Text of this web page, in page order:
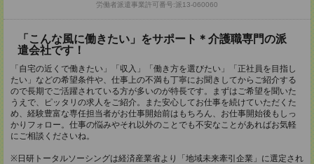
労働者派遣事業許可番号:派13-060060
「こんな風に働きたい」をサポート＊介護職専門の派
遣会社です！
「自宅の近くで働きたい」「収入」「働き方を選びたい」「正社員を目指し
たい」などの希望条件や、仕事上の不満も丁寧にお聞きしてからご紹介する
ので長期でご活躍されている方が多いのが特長です。まずはご希望を聞いた
うえで、ピッタリの求人をご紹介。また安心してお仕事を続けていただくた
め、経験豊富な専任担当者がお仕事開始前はもちろん、お仕事開始後もしっ
かりフォロー。仕事の悩みやそれ以外のことでも不安なことがあればお気軽
にご相談くださいね。
※日研トータルソーシングは経済産業省より「地域未来牽引企業」に選定され